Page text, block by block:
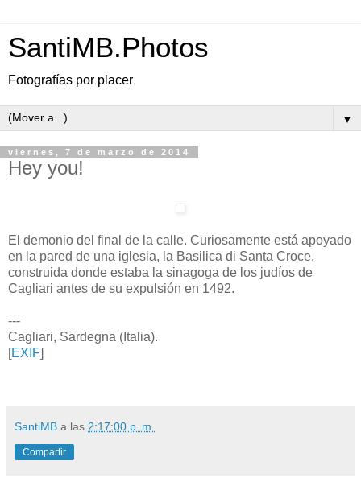
SantiMB.Photos
Fotografías por placer
▼
viernes, 7 de marzo de 2014
Hey you!
El demonio del final de la calle. Curiosamente está apoyado
en la pared de una iglesia, la Basilica di Santa Croce,
construida donde estaba la sinagoga de los judíos de
Cagliari antes de su expulsión en 1492.
---
Cagliari, Sardegna (Italia).
[EXIF]
SantiMB a las 2:17:00 p. m.
Compartir